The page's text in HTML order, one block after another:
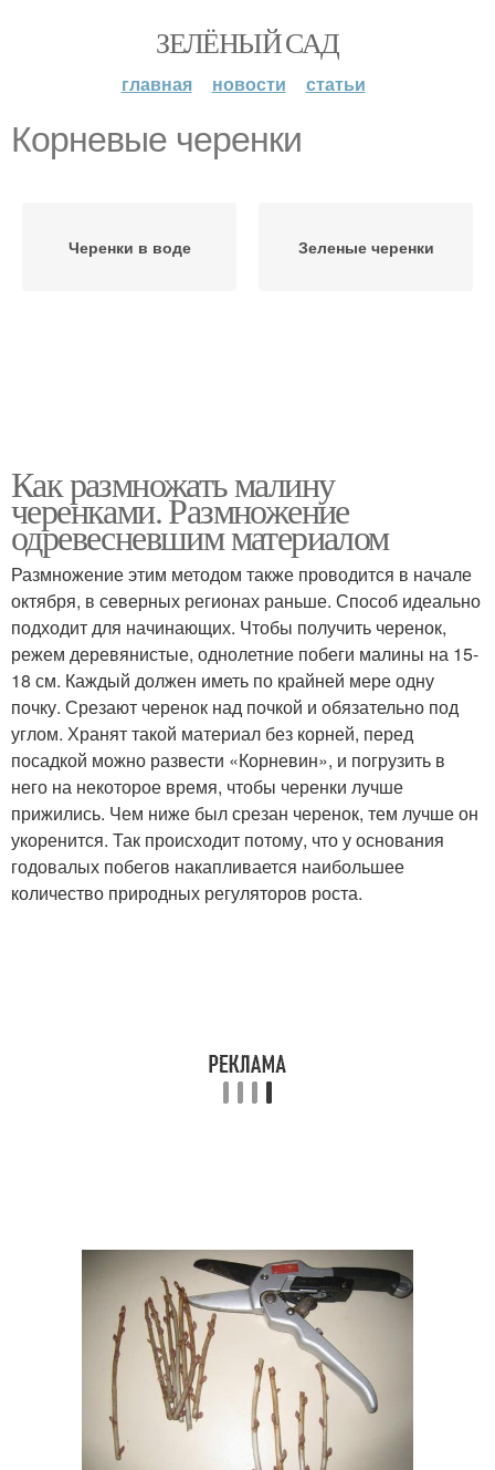
ЗЕЛЁНЫЙ САД
главная новости статьи
Корневые черенки
Черенки в воде Зеленые черенки
Как размножать малину
черенками. Размножение
одревесневшим материалом
Размножение этим методом также проводится в начале
октября, в северных регионах раньше. Способ идеально
подходит для начинающих. Чтобы получить черенок,
режем деревянистые, однолетние побеги малины на 15-
18 см. Каждый должен иметь по крайней мере одну
почку. Срезают черенок над почкой и обязательно под
углом. Хранят такой материал без корней, перед
посадкой можно развести «Корневин», и погрузить в
него на некоторое время, чтобы черенки лучше
прижились. Чем ниже был срезан черенок, тем лучше он
укоренится. Так происходит потому, что у основания
годовалых побегов накапливается наибольшее
количество природных регуляторов роста.